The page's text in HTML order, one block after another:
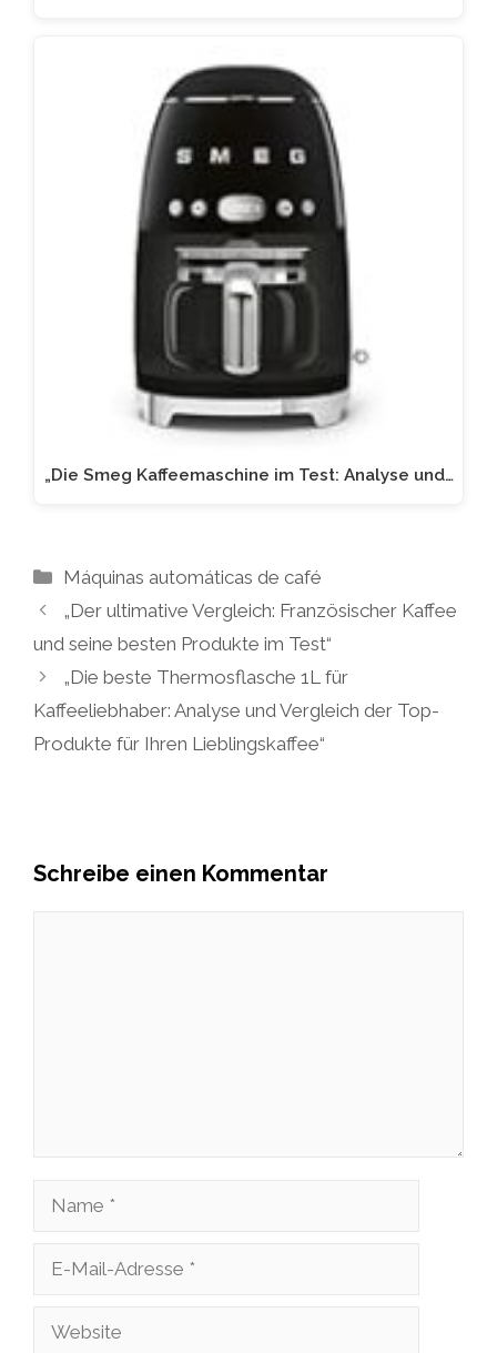
„Die Smeg Kaffeemaschine im Test: Analyse und…
Kategorien
Máquinas automáticas de café
„Der ultimative Vergleich: Französischer Kaffee
und seine besten Produkte im Test“
„Die beste Thermosflasche 1L für
Kaffeeliebhaber: Analyse und Vergleich der Top-
Produkte für Ihren Lieblingskaffee“
Schreibe einen Kommentar
Name
Adresse
Website